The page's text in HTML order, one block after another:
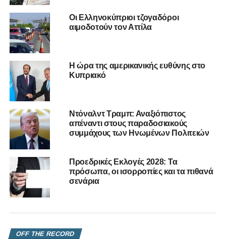
RELATED TOPICS:
UP NEXT
Έμποροι της ελπίδας και η Θεία Δίκη
DON'T MISS
Οι άριστοι Αναστασιάδη ήταν ο Μακάριος και η
κλίκα του
Οι Ελληνοκύπριοι τζογαδόροι
αιμοδοτούν τον Αττίλα
Η ώρα της αμερικανικής ευθύνης στο
Κυπριακό
Ντόναλντ Τραμπ: Αναξιόπιστος
απέναντι στους παραδοσιακούς
συμμάχους των Ηνωμένων Πολιτειών
Προεδρικές Εκλογές 2028: Τα
πρόσωπα, οι ισορροπίες και τα πιθανά
σενάρια
OFF THE RECORD